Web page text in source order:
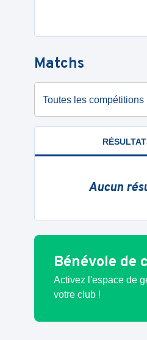
Matchs
Toutes les compétitions
Aucun
Bénévole de
Activez l'espace de
votre club !